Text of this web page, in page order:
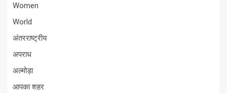
Women
World
अंतरराष्ट्रीय
अपराध
अल्मोड़ा
आपका शहर